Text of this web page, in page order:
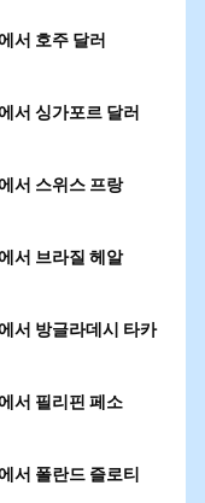
호주 달러
싱가포르 달러
서 스위스 프랑
서 브라질 헤알
방글라데시 타카
서 필리핀 페소
폴란드 즐로티